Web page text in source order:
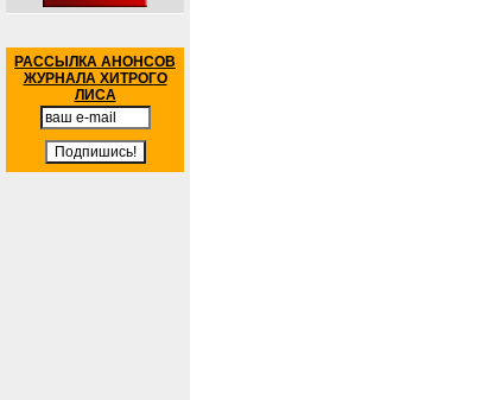
РАССЫЛКА АНОНСОВ
ЖУРНАЛА ХИТРОГО
ЛИСА